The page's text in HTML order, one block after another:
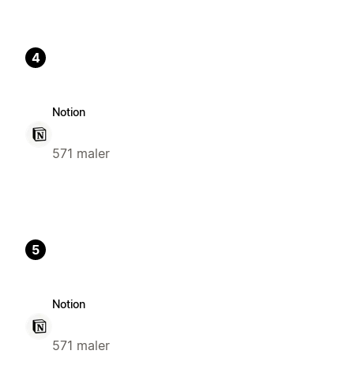
4
Notion
571 maler
5
Notion
571 maler